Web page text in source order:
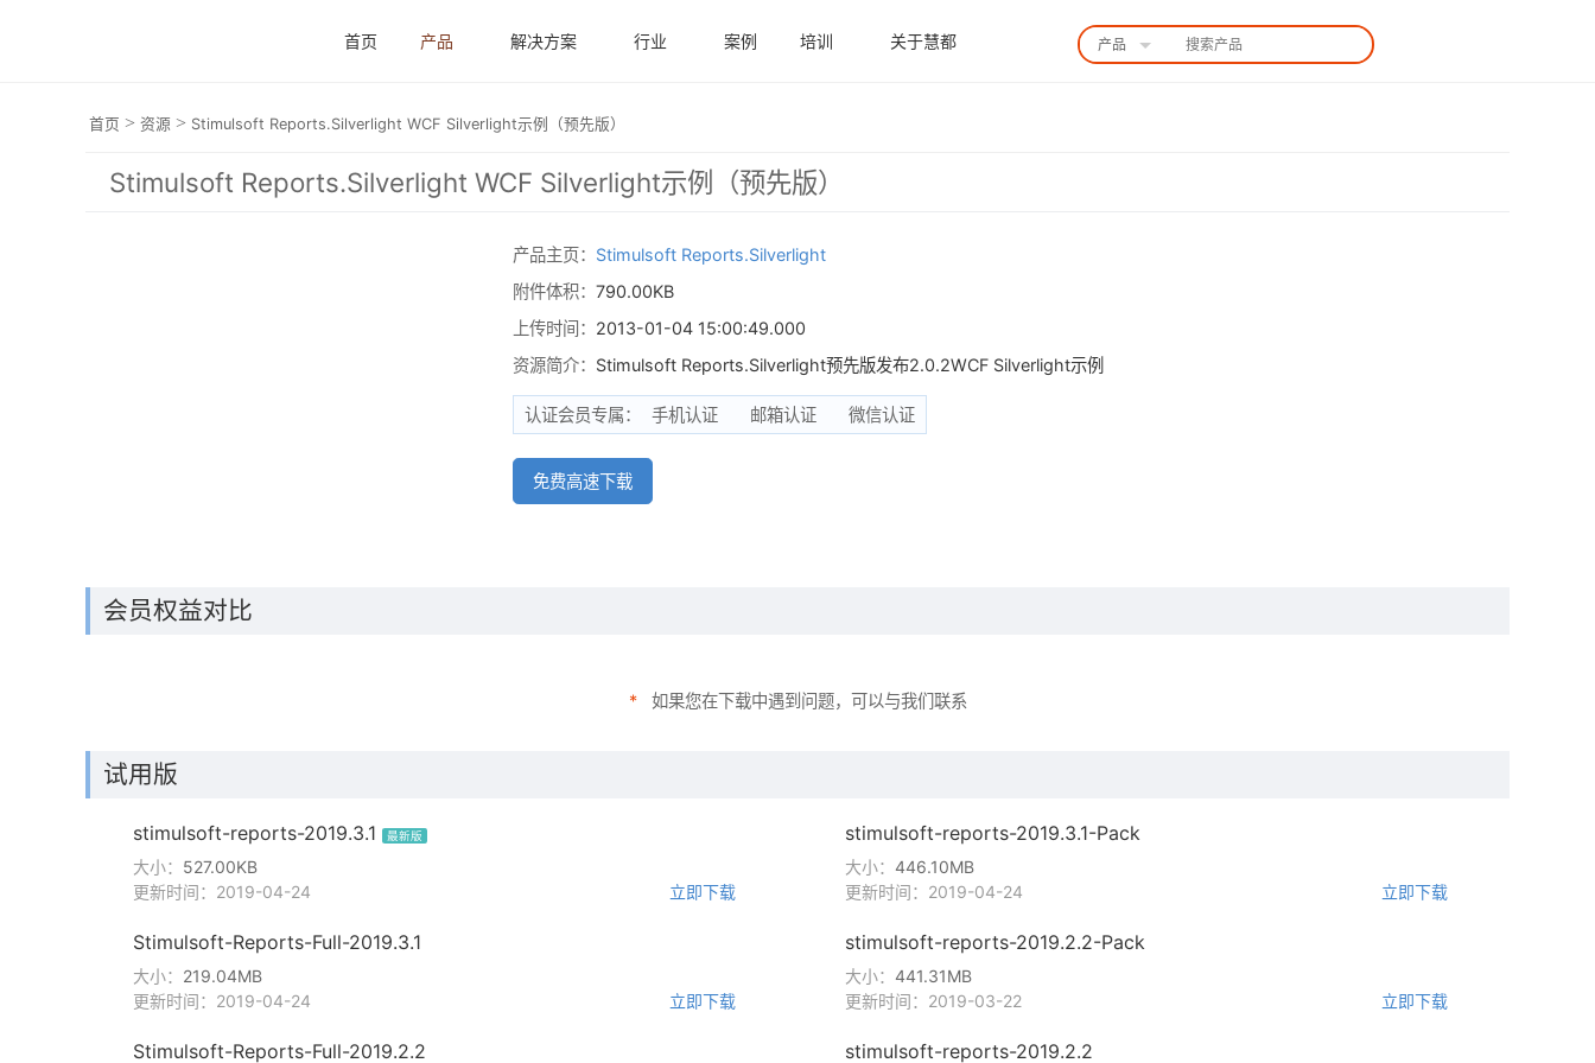
首页 产品 解决方案 行业 案例 培训 关于慧都 产品
首页 > 资源 > Stimulsoft Reports.Silverlight WCF Silverlight示例（预先版）
Stimulsoft Reports.Silverlight WCF Silverlight示例（预先版）
产品主页： Stimulsoft Reports.Silverlight
附件体积： 790.00KB
上传时间： 2013-01-04
资源简介： Stimulsoft Reports.Silverlight预先版发布2.0.2WCF Silverlight示例
认证会员专属： 手机认证 邮箱认证 微信认证
免费高速下载
会员权益对比